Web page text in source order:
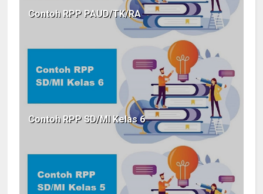
Contoh RPP PAUD/TK/RA
Contoh RPP SD/MI Kelas 6